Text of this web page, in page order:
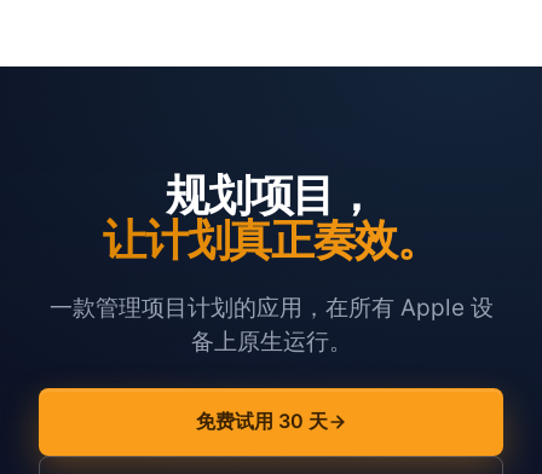
规划项目，
让计划真正奏效。
一款管理项目计划的应用，在所有 Apple 设
备上原生运行。
免费试用 30 天